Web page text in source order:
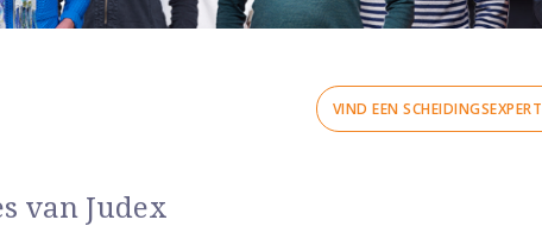
VIND EEN SCHEIDINGSEXPERT
van Judex